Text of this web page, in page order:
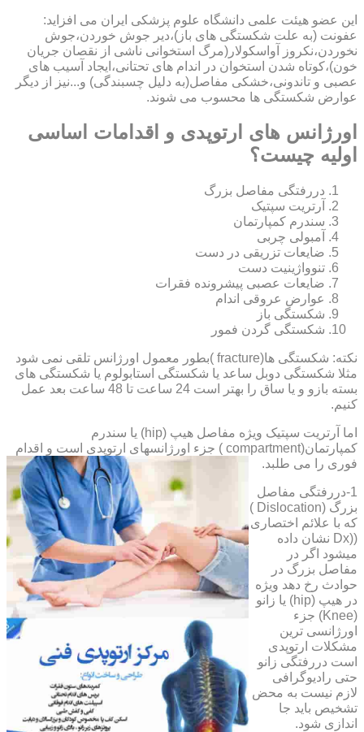
این عضو هیئت علمی دانشگاه علوم پزشکی ایران می افزاید:
عفونت (به علت شکستگی های باز)،دیر جوش خوردن،جوش
نخوردن،نکروز آواسکولار(مرگ استخوانی ناشی از نقصان جریان
خون)،کوتاه شدن استخوان در اندام های تحتانی،ایجاد آسیب های
عصبی و تاندونی،خشکی مفاصل(به دلیل چسبندگی) و...نیز از دیگر
عوارض شکستگی ها محسوب می شوند.
اورژانس های ارتوپدی و اقدامات اساسی
اولیه چیست؟
دررفتگی مفاصل بزرگ
آرتریت سپتیک
سندرم کمپارتمان
آمبولی چربی
ضایعات تزریقی در دست
تنوواژینیت دست
ضایعات عصبی پیشرونده فقرات
عوارض عروقی اندام
شکستگی باز
شکستگی گردن فمور
نکته: شکستگی ها(fracture )بطور معمول اورژانس تلقی نمی شود
مثلا شکستگی دوبل ساعد یا شکستگی استابولوم یا شکستگی های
بسته بازو و یا ساق را بهتر است 24 ساعت تا 48 ساعت بعد عمل
کنیم.
اما آرتریت سپتیک ویژه مفاصل هیپ (hip) یا سندرم
کمپارتمان(compartment ) جزء اورژانسهای ارتوپدی است و اقدام
فوری را می طلبد.
1-دررفتگی مفاصل
بزرگ (Dislocation )
که با علائم اختصاری
((Dx نشان داده
میشود اگر در
مفاصل بزرگ در
حوادث رخ دهد ویژه
در هیپ (hip) یا زانو
(Knee) جزء
اورژانسی ترین
مشکلات ارتوپدی
است دررفتگی زانو
حتی رادیوگرافی
لازم نیست به محض
تشخیص باید جا
اندازی شود.